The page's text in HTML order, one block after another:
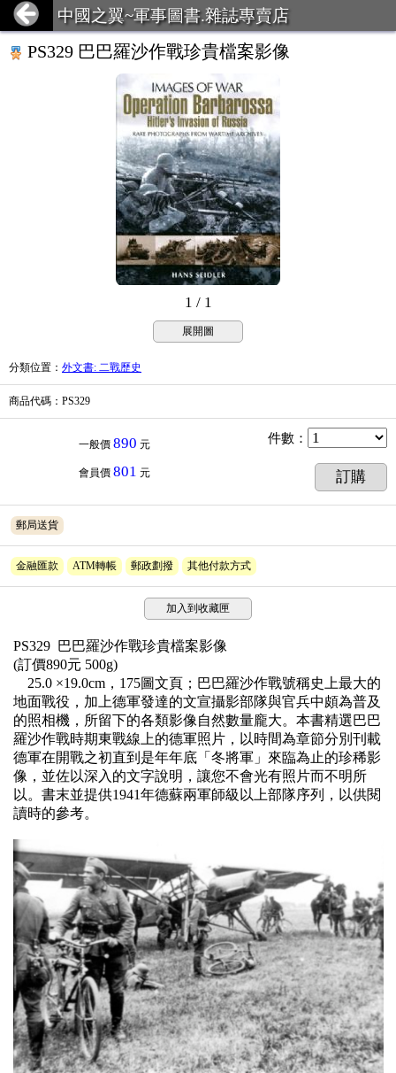
中國之翼~軍事圖書.雜誌專賣店
PS329 巴巴羅沙作戰珍貴檔案影像
1 / 1
展開圖
分類位置 ： 外文書: 二戰歷史
商品代碼 ：PS329
一般價 890 元
會員價 801 元
件數 ：
訂購
郵局送貨
金融匯款 ATM轉帳 郵政劃撥 其他付款方式
加入到收藏匣
PS329 巴巴羅沙作戰珍貴檔案影像
(訂價890元 500g)
25.0 ×19.0cm，175圖文頁；巴巴羅沙作戰號稱史上最大的
地面戰役，加上德軍發達的文宣攝影部隊與官兵中頗為普及
的照相機，所留下的各類影像自然數量龐大。本書精選巴巴
羅沙作戰時期東戰線上的德軍照片，以時間為章節分別刊載
德軍在開戰之初直到是年年底「冬將軍」來臨為止的珍稀影
像，並佐以深入的文字說明，讓您不會光有照片而不明所
以。書末並提供1941年德蘇兩軍師級以上部隊序列，以供閱
讀時的參考。